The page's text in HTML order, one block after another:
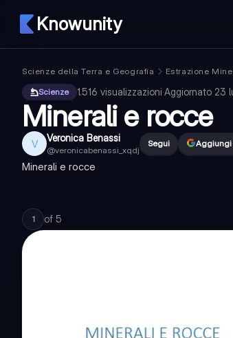
Knowunity
Scienze della Terra e Geografia Estrazione
Scienze
1.516 visualizzazioni·Aggiornato 23
Minerali e rocce
V Veronica Benassi
@veronicabenassi_xqdj
Segui Aggiungi
Minerali e rocce
1 of 5